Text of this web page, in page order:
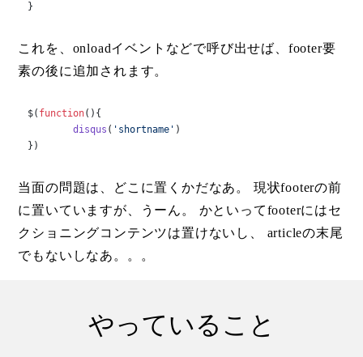
}
これを、onloadイベントなどで呼び出せば、footer要
素の後に追加されます。
$( function( ){
disqus ( 'shortname' )
})
当面の問題は、どこに置くかだなあ。 現状footerの前
に置いていますが、うーん。 かといってfooterにはセ
クショニングコンテンツは置けないし、 articleの末尾
でもないしなあ。。。
やっていること